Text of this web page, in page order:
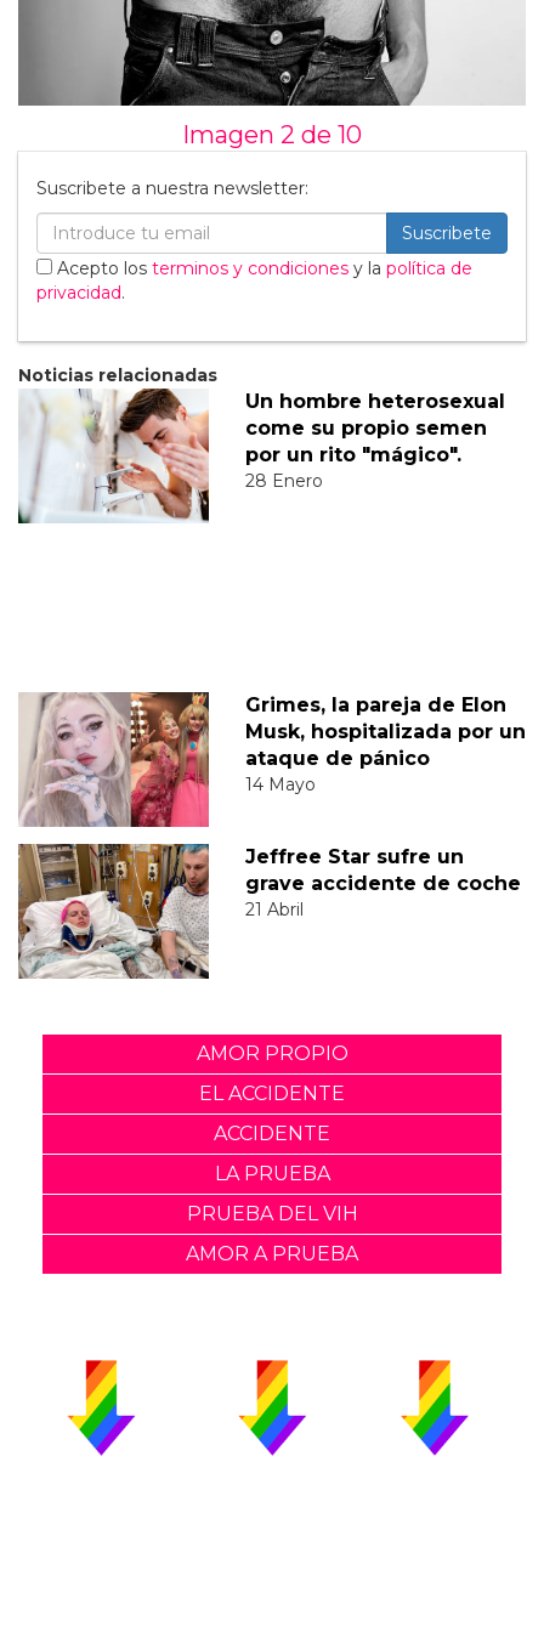
Imagen 2 de 10
Suscribete a nuestra newsletter:
Suscribete
Acepto los terminos y condiciones y la política de
privacidad.
Noticias relacionadas
Un hombre heterosexual
come su propio semen
por un rito "mágico".
28 Enero
Grimes, la pareja de Elon
Musk, hospitalizada por un
ataque de pánico
14 Mayo
Jeffree Star sufre un
grave accidente de coche
21 Abril
AMOR PROPIO
EL ACCIDENTE
ACCIDENTE
LA PRUEBA
PRUEBA DEL VIH
AMOR A PRUEBA